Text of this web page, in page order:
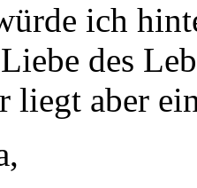
ich
des
liegt aber